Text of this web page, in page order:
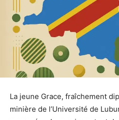
La jeune Grace, fraîchement
minière de l’Université de